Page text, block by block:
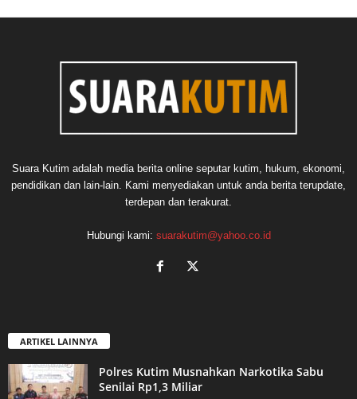
Suara Kutim adalah media berita online seputar kutim, hukum, ekonomi,
pendidikan dan lain-lain. Kami menyediakan untuk anda berita terupdate,
terdepan dan terakurat.
Hubungi kami: suarakutim@yahoo.co.id
ARTIKEL LAINNYA
Polres Kutim Musnahkan Narkotika Sabu
Senilai Rp1,3 Miliar